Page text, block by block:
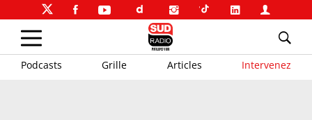
Podcasts Grille Articles Intervenez